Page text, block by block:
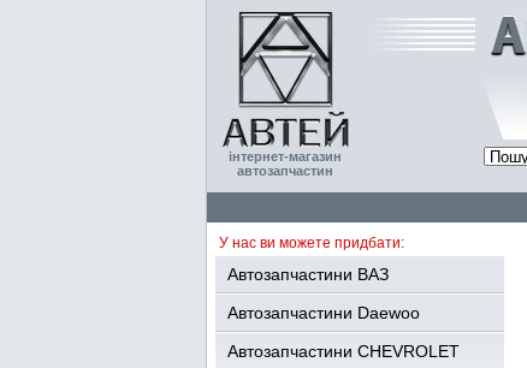
інтернет-магазин
автозапчастин
У нас ви можете придбати:
Автозапчастини ВАЗ
Автозапчастини Daewoo
Автозапчастини CHEVROLET